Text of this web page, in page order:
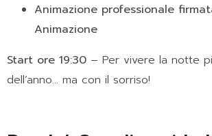
Animazione professionale
Animazione
Start ore 19:30 – Per vivere la notte
dell’anno… ma con il sorriso!